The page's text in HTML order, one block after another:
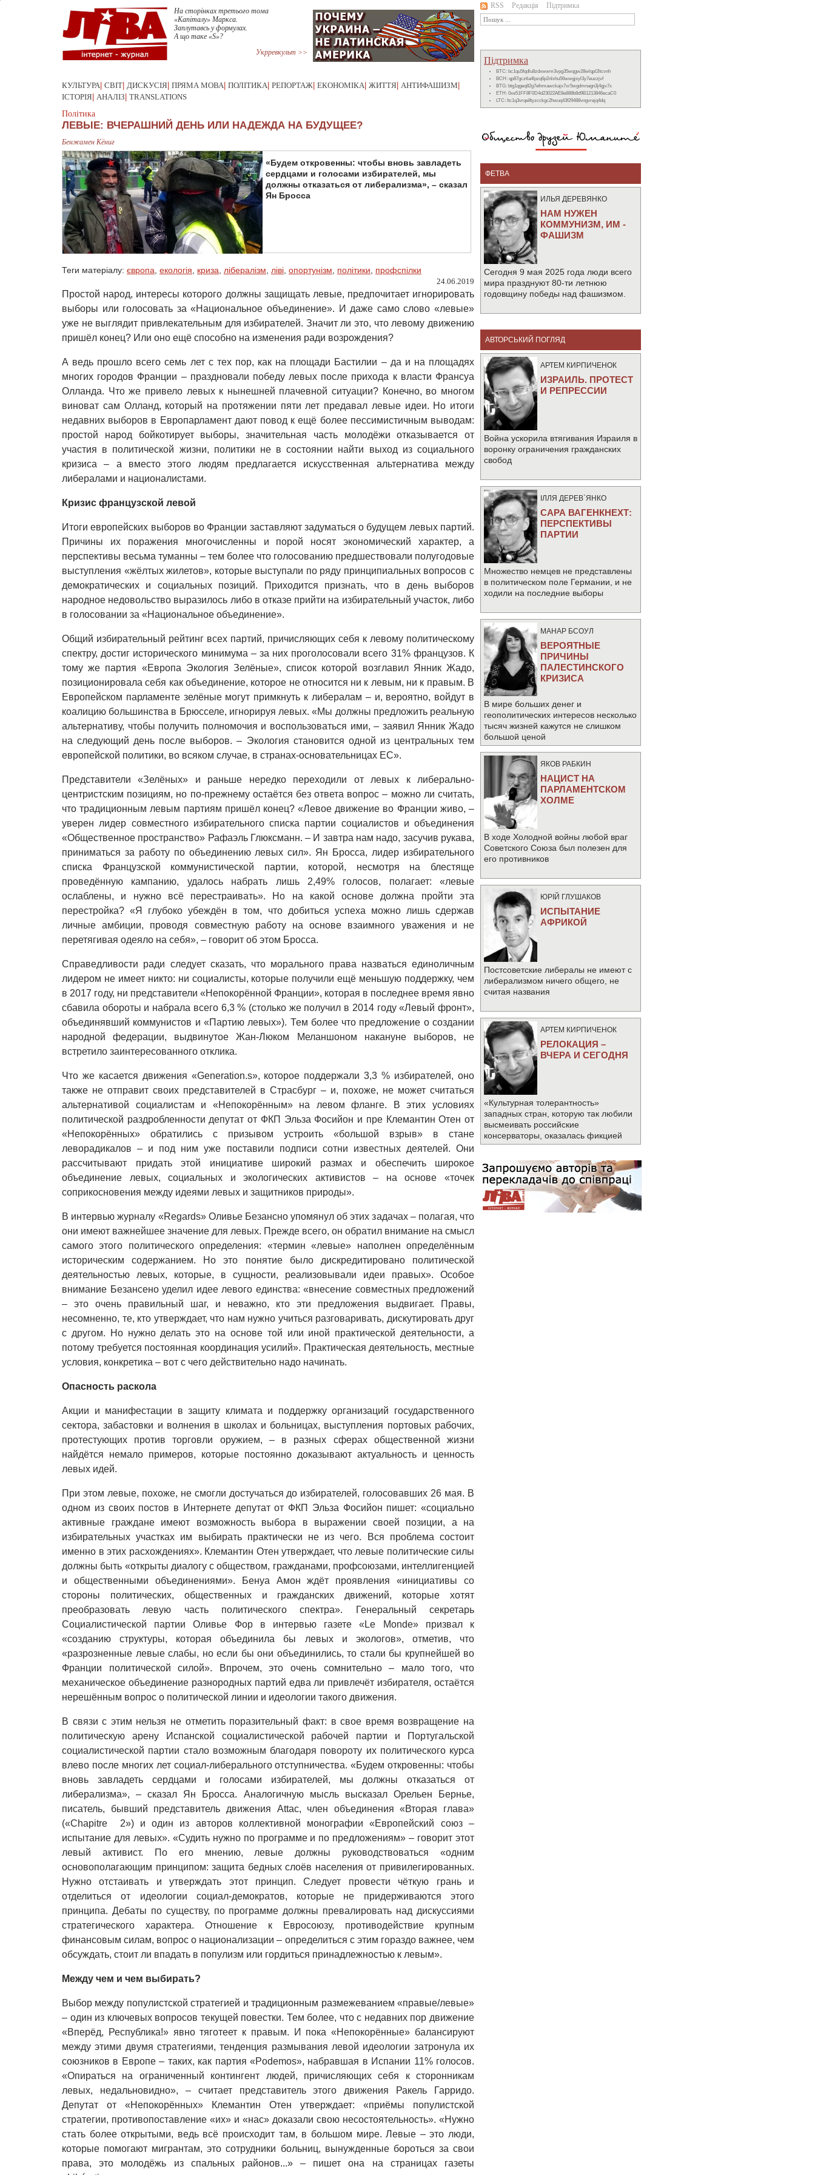
На сторінках третього тома
«Капіталу» Маркса.
Заплутавсь у формулах.
А що таке «S»?
Укрревкульт >>
КУЛЬТУРА СВІТ ДИСКУСІЯ ПРЯМА МОВА ПОЛІТИКА РЕПОРТАЖ ЕКОНОМІКА ЖИТТЯ АНТИФАШИЗМ
ІСТОРІЯ АНАЛІЗ TRANSLATIONS
Політика
ЛЕВЫЕ: ВЧЕРАШНИЙ ДЕНЬ ИЛИ НАДЕЖДА НА БУДУЩЕЕ?
Бенжамен Кёниг
«Будем откровенны: чтобы вновь завладеть
сердцами и голосами избирателей, мы
должны отказаться от либерализма», – сказал
Ян Бросса
Теги матеріалу: європа екологія криза лібералізм ліві опортунізм політики профспілки
24.06.2019
Простой народ, интересы которого должны защищать левые, предпочитает игнорировать
выборы или голосовать за «Национальное объединение». И даже само слово «левые»
уже не выглядит привлекательным для избирателей. Значит ли это, что левому движению
пришёл конец? Или оно ещё способно на изменения ради возрождения?
А ведь прошло всего семь лет с тех пор, как на площади Бастилии – да и на площадях
многих городов Франции – праздновали победу левых после прихода к власти Франсуа
Олланда. Что же привело левых к нынешней плачевной ситуации? Конечно, во многом
виноват сам Олланд, который на протяжении пяти лет предавал левые идеи. Но итоги
недавних выборов в Европарламент дают повод к ещё более пессимистичным выводам:
простой народ бойкотирует выборы, значительная часть молодёжи отказывается от
участия в политической жизни, политики не в состоянии найти выход из социального
кризиса – а вместо этого людям предлагается искусственная альтернатива между
либералами и националистами.
Кризис французской левой
Итоги европейских выборов во Франции заставляют задуматься о будущем левых партий.
Причины их поражения многочисленны и порой носят экономический характер, а
перспективы весьма туманны – тем более что голосованию предшествовали полугодовые
выступления «жёлтых жилетов», которые выступали по ряду принципиальных вопросов с
демократических и социальных позиций. Приходится признать, что в день выборов
народное недовольство выразилось либо в отказе прийти на избирательный участок, либо
в голосовании за «Национальное объединение».
Общий избирательный рейтинг всех партий, причисляющих себя к левому политическому
спектру, достиг исторического минимума – за них проголосовали всего 31% французов. К
тому же партия «Европа Экология Зелёные», список которой возглавил Янник Жадо,
позиционировала себя как объединение, которое не относится ни к левым, ни к правым. В
Европейском парламенте зелёные могут примкнуть к либералам – и, вероятно, войдут в
коалицию большинства в Брюсселе, игнорируя левых. «Мы должны предложить реальную
альтернативу, чтобы получить полномочия и воспользоваться ими, – заявил Янник Жадо
на следующий день после выборов. – Экология становится одной из центральных тем
европейской политики, во всяком случае, в странах-основательницах ЕС».
Представители «Зелёных» и раньше нередко переходили от левых к либерально-
центристским позициям, но по-прежнему остаётся без ответа вопрос – можно ли считать,
что традиционным левым партиям пришёл конец? «Левое движение во Франции живо, –
уверен лидер совместного избирательного списка партии социалистов и объединения
«Общественное пространство» Рафаэль Глюксманн. – И завтра нам надо, засучив рукава,
приниматься за работу по объединению левых сил». Ян Бросса, лидер избирательного
списка Французской коммунистической партии, которой, несмотря на блестяще
проведённую кампанию, удалось набрать лишь 2,49% голосов, полагает: «левые
ослаблены, и нужно всё перестраивать». Но на какой основе должна пройти эта
перестройка? «Я глубоко убеждён в том, что добиться успеха можно лишь сдержав
личные амбиции, проводя совместную работу на основе взаимного уважения и не
перетягивая одеяло на себя», – говорит об этом Бросса.
Справедливости ради следует сказать, что морального права назваться единоличным
лидером не имеет никто: ни социалисты, которые получили ещё меньшую поддержку, чем
в 2017 году, ни представители «Непокорённой Франции», которая в последнее время явно
сбавила обороты и набрала всего 6,3 % (столько же получил в 2014 году «Левый фронт»,
объединявший коммунистов и «Партию левых»). Тем более что предложение о создании
народной федерации, выдвинутое Жан-Люком Меланшоном накануне выборов, не
встретило заинтересованного отклика.
Что же касается движения «Generation.s», которое поддержали 3,3 % избирателей, оно
также не отправит своих представителей в Страсбург – и, похоже, не может считаться
альтернативой социалистам и «Непокорённым» на левом фланге. В этих условиях
политической раздробленности депутат от ФКП Эльза Фосийон и пре Клемантин Отен от
«Непокорённых» обратились с призывом устроить «большой взрыв» в стане
леворадикалов – и под ним уже поставили подписи сотни известных деятелей. Они
рассчитывают придать этой инициативе широкий размах и обеспечить широкое
объединение левых, социальных и экологических активистов – на основе «точек
соприкосновения между идеями левых и защитников природы».
В интервью журналу «Regards» Оливье Безансно упомянул об этих задачах – полагая, что
они имеют важнейшее значение для левых. Прежде всего, он обратил внимание на смысл
самого этого политического определения: «термин «левые» наполнен определённым
историческим содержанием. Но это понятие было дискредитировано политической
деятельностью левых, которые, в сущности, реализовывали идеи правых». Особое
внимание Безансено уделил идее левого единства: «внесение совместных предложений
– это очень правильный шаг, и неважно, кто эти предложения выдвигает. Правы,
несомненно, те, кто утверждает, что нам нужно учиться разговаривать, дискутировать друг
с другом. Но нужно делать это на основе той или иной практической деятельности, а
потому требуется постоянная координация усилий». Практическая деятельность, местные
условия, конкретика – вот с чего действительно надо начинать.
Опасность раскола
Акции и манифестации в защиту климата и поддержку организаций государственного
сектора, забастовки и волнения в школах и больницах, выступления портовых рабочих,
протестующих против торговли оружием, – в разных сферах общественной жизни
найдётся немало примеров, которые постоянно доказывают актуальность и ценность
левых идей.
При этом левые, похоже, не смогли достучаться до избирателей, голосовавших 26 мая. В
одном из своих постов в Интернете депутат от ФКП Эльза Фосийон пишет: «социально
активные граждане имеют возможность выбора в выражении своей позиции, а на
избирательных участках им выбирать практически не из чего. Вся проблема состоит
именно в этих расхождениях». Клемантин Отен утверждает, что левые политические силы
должны быть «открыты диалогу с обществом, гражданами, профсоюзами, интеллигенцией
и общественными объединениями». Бенуа Амон ждёт проявления «инициативы со
стороны политических, общественных и гражданских движений, которые хотят
преобразовать левую часть политического спектра». Генеральный секретарь
Социалистической партии Оливье Фор в интервью газете «Le Monde» призвал к
«созданию структуры, которая объединила бы левых и экологов», отметив, что
«разрозненные левые слабы, но если бы они объединились, то стали бы крупнейшей во
Франции политической силой». Впрочем, это очень сомнительно – мало того, что
механическое объединение разнородных партий едва ли привлечёт избирателя, остаётся
нерешённым вопрос о политической линии и идеологии такого движения.
В связи с этим нельзя не отметить поразительный факт: в свое время возвращение на
политическую арену Испанской социалистической рабочей партии и Португальской
социалистической партии стало возможным благодаря повороту их политического курса
влево после многих лет социал-либерального отступничества. «Будем откровенны: чтобы
вновь завладеть сердцами и голосами избирателей, мы должны отказаться от
либерализма», – сказал Ян Бросса. Аналогичную мысль высказал Орельен Бернье,
писатель, бывший представитель движения Attac, член объединения «Вторая глава»
(«Chapitre 2») и один из авторов коллективной монографии «Европейский союз –
испытание для левых». «Судить нужно по программе и по предложениям» – говорит этот
левый активист. По его мнению, левые должны руководствоваться «одним
основополагающим принципом: защита бедных слоёв населения от привилегированных.
Нужно отстаивать и утверждать этот принцип. Следует провести чёткую грань и
отделиться от идеологии социал-демократов, которые не придерживаются этого
принципа. Дебаты по существу, по программе должны превалировать над дискуссиями
стратегического характера. Отношение к Евросоюзу, противодействие крупным
финансовым силам, вопрос о национализации – определиться с этим гораздо важнее, чем
обсуждать, стоит ли впадать в популизм или гордиться принадлежностью к левым».
Между чем и чем выбирать?
Выбор между популистской стратегией и традиционным размежеванием «правые/левые»
– один из ключевых вопросов текущей повестки. Тем более, что с недавних пор движение
«Вперёд, Республика!» явно тяготеет к правым. И пока «Непокорённые» балансируют
между этими двумя стратегиями, тенденция размывания левой идеологии затронула их
союзников в Европе – таких, как партия «Podemos», набравшая в Испании 11% голосов.
«Опираться на ограниченный контингент людей, причисляющих себя к сторонникам
левых, недальновидно», – считает представитель этого движения Ракель Гарридо.
Депутат от «Непокорённых» Клемантин Отен утверждает: «приёмы популистской
стратегии, противопоставление «их» и «нас» доказали свою несостоятельность». «Нужно
стать более открытыми, ведь всё происходит там, в большом мире. Левые – это люди,
которые помогают мигрантам, это сотрудники больниц, вынужденные бороться за свои
права, это молодёжь из спальных районов...» – пишет она на страницах газеты
RSS Редакція Підтримка
Підтримка
BTC: bc1qu5fqdlu8zdxwwm3vpg35wqgw28wlqpl2ltcvnh
BCH: qp87gcztla4lpzq6p2nlxhu56wwgjsyl3y7euzzjvf
BTG: btg1qgeq82g7efnmawckajx7xr5wgdmnagn3j4gjv7x
ETH: 0xe51FF8F0D4d23022AE8e888b8d9B1213846ecaC0
LTC: ltc1q3vrqe8tyzcckgc2hwuq43f29488vngvrejq4dq
ФЕТВА
ИЛЬЯ ДЕРЕВЯНКО
НАМ НУЖЕН
КОММУНИЗМ, ИМ -
ФАШИЗМ
Сегодня 9 мая 2025 года люди всего
мира празднуют 80-ти летнюю
годовщину победы над фашизмом.
АВТОРСЬКИЙ ПОГЛЯД
АРТЕМ КИРПИЧЕНОК
ИЗРАИЛЬ. ПРОТЕСТ
И РЕПРЕССИИ
Война ускорила втягивания Израиля в
воронку ограничения гражданских
свобод
IЛЛЯ ДЕРЕВ`ЯНКО
САРА ВАГЕНКНЕХТ:
ПЕРСПЕКТИВЫ
ПАРТИИ
Множество немцев не представлены
в политическом поле Германии, и не
ходили на последние выборы
МАНАР БСОУЛ
ВЕРОЯТНЫЕ
ПРИЧИНЫ
ПАЛЕСТИНСКОГО
КРИЗИСА
В мире больших денег и
геополитических интересов несколько
тысяч жизней кажутся не слишком
большой ценой
ЯКОВ РАБКИН
НАЦИСТ НА
ПАРЛАМЕНТСКОМ
ХОЛМЕ
В ходе Холодной войны любой враг
Советского Союза был полезен для
его противников
ЮРIЙ ГЛУШАКОВ
ИСПЫТАНИЕ
АФРИКОЙ
Постсоветские либералы не имеют с
либерализмом ничего общего, не
считая названия
АРТЕМ КИРПИЧЕНОК
РЕЛОКАЦИЯ –
ВЧЕРА И СЕГОДНЯ
«Культурная толерантность»
западных стран, которую так любили
высмеивать российские
консерваторы, оказалась фикцией